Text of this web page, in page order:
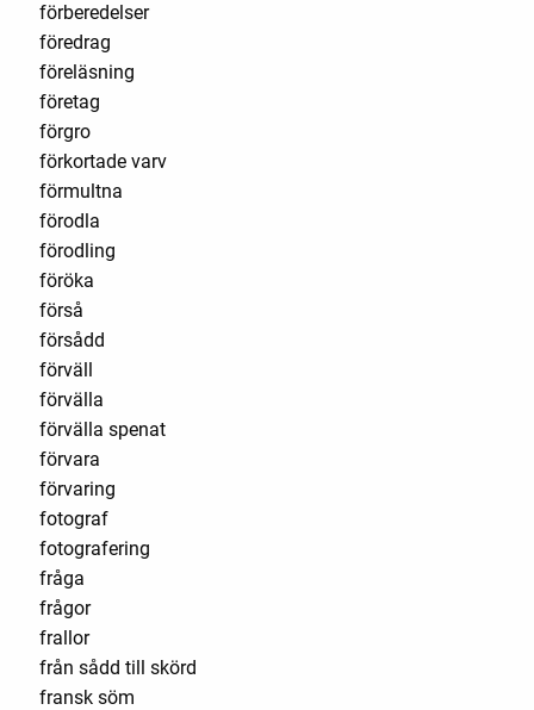
förberedelser
föredrag
föreläsning
företag
förgro
förkortade varv
förmultna
förodla
förodling
föröka
förså
försådd
förväll
förvälla
förvälla spenat
förvara
förvaring
fotograf
fotografering
fråga
frågor
frallor
från sådd till skörd
fransk söm